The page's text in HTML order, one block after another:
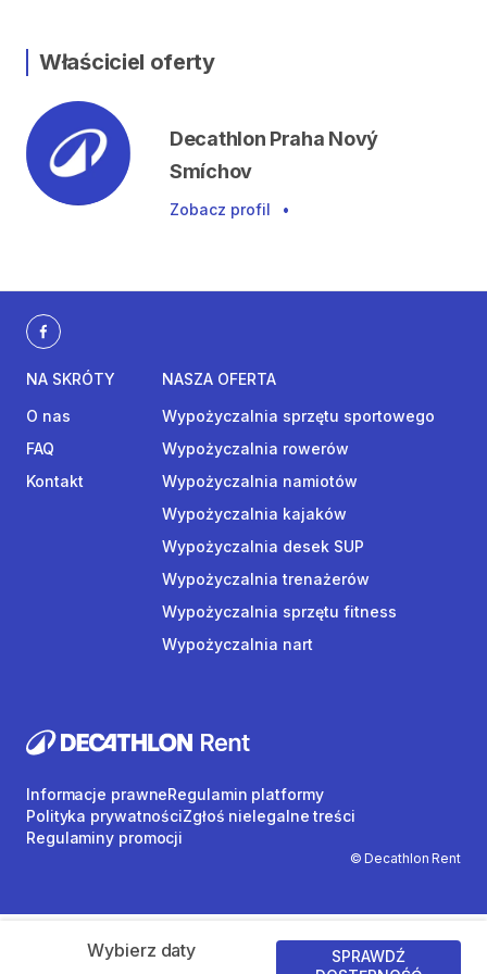
Właściciel oferty
Decathlon Praha Nový
Smíchov
Zobacz profil •
Wybierz daty
SPRAWDŹ
NA SKRÓTY
O nas
FAQ
Kontakt
NASZA OFERTA
Wypożyczalnia sprzętu sportowego
Wypożyczalnia rowerów
Wypożyczalnia namiotów
Wypożyczalnia kajaków
Wypożyczalnia desek SUP
Wypożyczalnia trenażerów
Wypożyczalnia sprzętu fitness
Wypożyczalnia nart
© Decathlon Rent
Informacje prawneRegulamin platformy
Polityka prywatnościZgłoś nielegalne treści
Regulaminy promocji